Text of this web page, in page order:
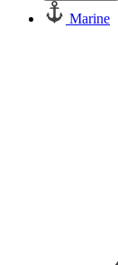
Marine